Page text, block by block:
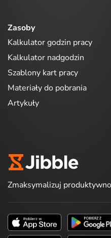
Zasoby
Kalkulator godzin pracy
Kalkulator nadgodzin
Szablony kart pracy
Materiały do pobrania
Artykuły
Zmaksymalizuj